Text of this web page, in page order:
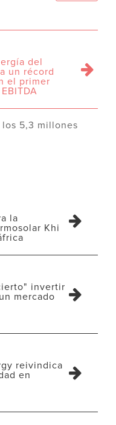
del
un récord
el primer
5,3 millones
la
Khi
invertir
mercado
reivindica
en